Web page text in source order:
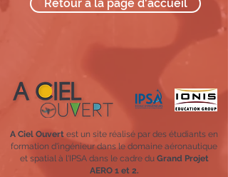
Retour à la page d'accueil
A Ciel Ouvert est un site réalisé par des étudiants en
formation d'ingénieur dans le domaine aéronautique
et spatial à l'IPSA dans le cadre du Grand Projet
AERO 1 et 2.